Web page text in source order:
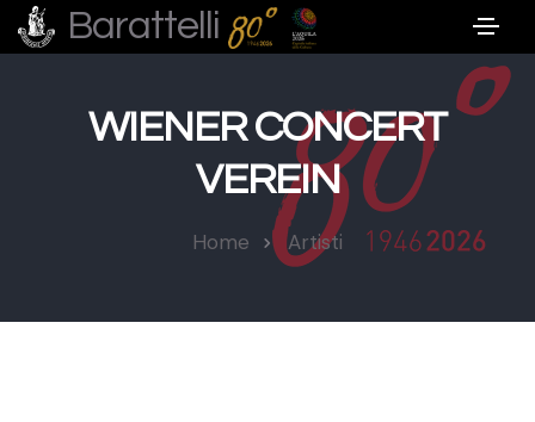
Barattelli
WIENER CONCERT
VEREIN
Home Artisti